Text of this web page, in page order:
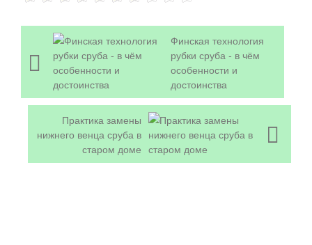
Финская технология
рубки сруба - в чём
особенности и
достоинства
Практика замены
нижнего венца сруба в
старом доме